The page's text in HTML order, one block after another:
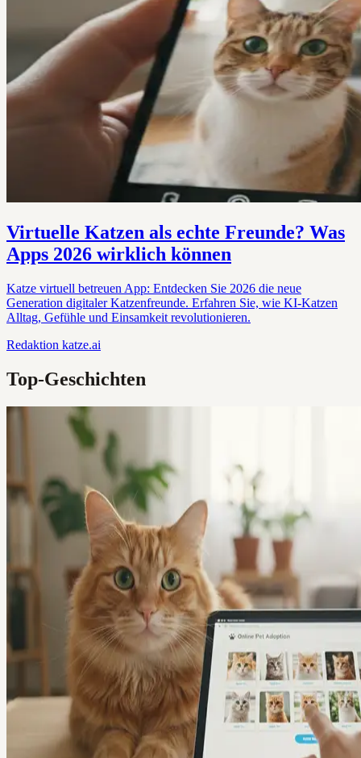
Virtuelle Katzen als echte Freunde? Was
Apps 2026 wirklich können
Katze virtuell betreuen App: Entdecken Sie 2026 die neue
Generation digitaler Katzenfreunde. Erfahren Sie, wie KI-Katzen
Alltag, Gefühle und Einsamkeit revolutionieren.
Redaktion katze.ai
Top-Geschichten